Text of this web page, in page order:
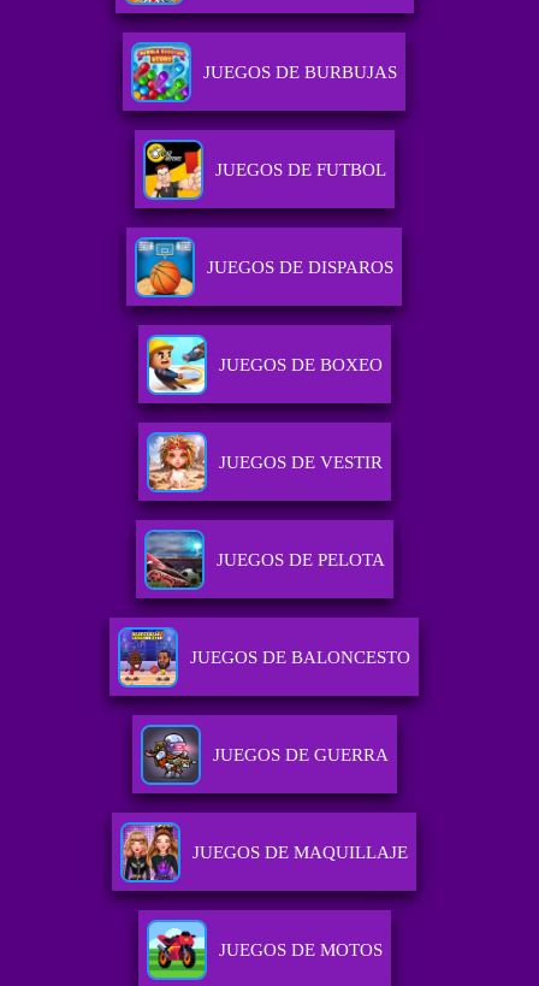
JUEGOS DE BURBUJAS
JUEGOS DE FUTBOL
JUEGOS DE DISPAROS
JUEGOS DE BOXEO
JUEGOS DE VESTIR
JUEGOS DE PELOTA
JUEGOS DE BALONCESTO
JUEGOS DE GUERRA
JUEGOS DE MAQUILLAJE
JUEGOS DE MOTOS